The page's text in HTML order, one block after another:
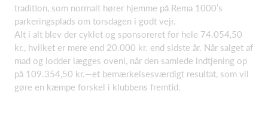
tradition, som normalt hører hjemme på Rema 1000’s
parkeringsplads om torsdagen i godt vejr.
Alt i alt blev der cyklet og sponsoreret for hele 74.054,50
kr., hvilket er mere end 20.000 kr. end sidste år. Når salget af
mad og lodder lægges oveni, når den samlede indtjening op
på 109.354,50 kr.—et bemærkelsesværdigt resultat, som vil
gøre en kæmpe forskel i klubbens fremtid.